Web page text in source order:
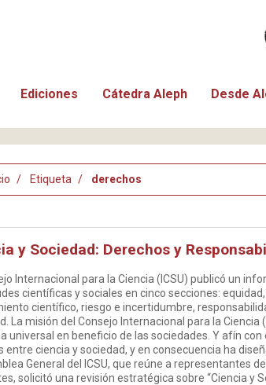
Ediciones Cátedra Aleph Desde
Etiqueta derechos
y Sociedad: Derechos y
Internacional para la Ciencia (ICSU) publicó un
científicas y sociales en cinco secciones:
científico, riesgo e incertidumbre,
La misión del Consejo Internacional para la
universal en beneficio de las sociedades. Y afín
entre ciencia y sociedad, y en consecuencia ha
General del ICSU, que reúne a representantes
solicitó una revisión estratégica sobre “Ciencia y